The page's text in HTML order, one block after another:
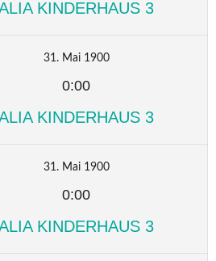
KINDERHAUS 3
31. Mai 1900
0:00
KINDERHAUS 3
31. Mai 1900
0:00
KINDERHAUS 3